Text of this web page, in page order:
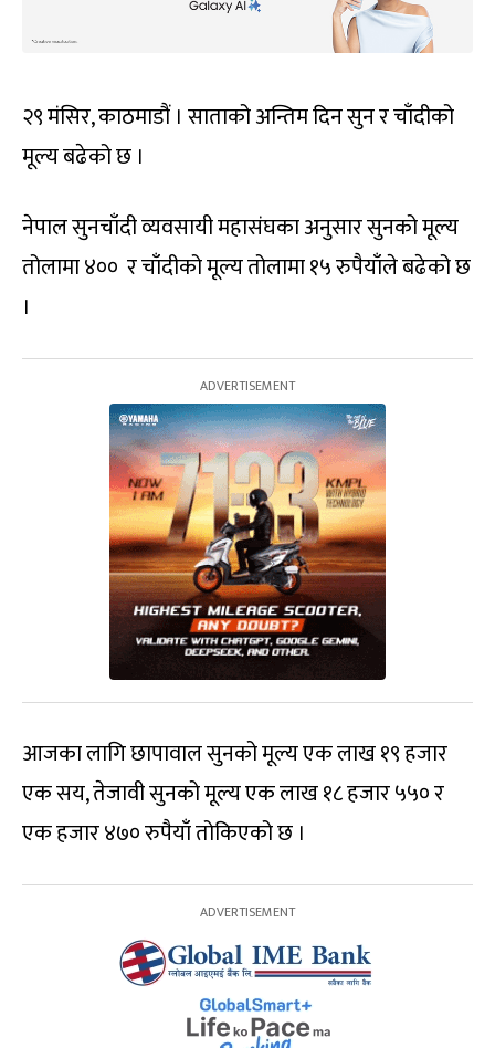
२९ मंसिर, काठमाडौं । साताको अन्तिम दिन सुन र चाँदीको
मूल्य बढेको छ ।
नेपाल सुनचाँदी व्यवसायी महासंघका अनुसार सुनको मूल्य
तोलामा ४०० र चाँदीको मूल्य तोलामा १५ रुपैयाँले बढेको छ
।
आजका लागि छापावाल सुनको मूल्य एक लाख १९ हजार
एक सय, तेजावी सुनको मूल्य एक लाख १८ हजार ५५० र
एक हजार ४७० रुपैयाँ तोकिएको छ ।